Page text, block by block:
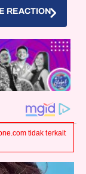
REACTION